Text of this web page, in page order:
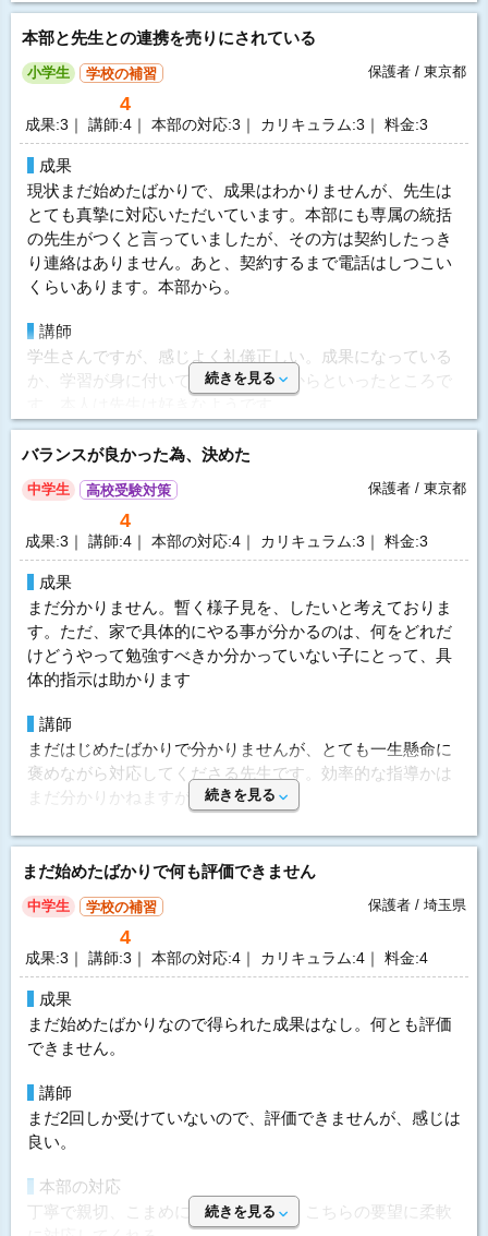
投稿者：everさん 投稿時期：2026年06月
運営者に通知
（資料請求）
無料
投稿者：vivacemamさん 投稿時期：2026年06月
運営者に通知
料金を問い合わせる
選んだ理由
金額と先生との相性。結果としてそのどちらもよかったの
で決めました。
また、最初の電話の時点で、ひたすらご自身の会社のこと
を話し続け、こちらが聞いているかどうかおかまいなしの
会社もあり、申し訳ないけどそんな会社にお願いする気に
なれませんでした。
体験授業について
いくつかの会社の体験を受けましたが、実際の担当の先生
がやってくれるのは合格王さんだけでした。
講師
学生教師 男性
2026年4月 2ヵ月
頻度
1回/週
目的
不登校サポート
目的の達成度
成績変化
STAY
成績推移
入会時1 → 卒業時1
投稿者：るするすさん 投稿時期：2026年05月
運営者に通知
料金を問い合わせる
ル計画を提案していただき進めたかったのですが、今のと
ころ叶ってません
本部の対応
上記の内容を伝え変更依頼もいただいたりとしておりま
す。が、対応も遅く継続を考えてしまいます
指導方針&カリキュラム
カリキュラム、年間スケジュールも相談しておりますの
に、なかなか上がって来ず。
テスト対策、受験対策間に合うか不安です
価格
オンラインマンツーマンで料金がかかるのは分かります
が、正直、同じ時間で金額1/4ほどのシステムがしっかりし
ている大手オンライン集団授業の方がはるかに内容が濃
要望
受験、学校の成績アップのお尻が決まっているからこそ、
スケジュールや段階毎に達成度を確認しながら積み上げて
いただきたいと話してましたのに、場当たり式としか思え
ず、不信感です。貴重な受験までの時間を費やしているの
で真剣に今後を考えないとなりません
選んだ理由
マイペースだからこそ、子どもに合わせつつもスピード上
げる事、時間で限りながら量をこなせる様にして欲しかっ
本人の出来が悪いからかもしれませんが、宿題の解説で、
40分程終わってしまい、なかなか進んで行きません。
利用内容
講師
学生教師 男性
目的
高校受験対策
目的の達成度
成績変化
UP
成績推移
投稿者：ゆーさん 投稿時期：2026年05月
運営者に通知
本部と先生との連携を売りにされている
小学生 学校の補習 保護者 / 東京都
4
成果:3｜ 講師:4｜ 本部の対応:3｜ カリキュラム:3｜ 料金:3
成果
現状まだ始めたばかりで、成果はわかりませんが、先生は
とても真摯に対応いただいています。本部にも専属の統括
の先生がつくと言っていましたが、その方は契約したっき
り連絡はありません。あと、契約するまで電話はしつこい
くらいあります。本部から。
講師
学生さんですが、感じよく礼儀正しい。成果になっている
か、学習が身に付いているかはこれからといったところで
本部の対応
と、他社の比較をやたら聞いてくる。どれくらい、どの体
験をしたかどんな先生だったか。あまり答えたくなかった
が、イエスかノーか2択とかこれは？とか言って必ず答えさ
す感じ。
指導方針&カリキュラム
これもよくまだ分からないですが、オリジナルのカリキュ
ラムというよりは、学校に合わせます、という感じ。こち
らの希望でもありますが。指導は本部とも考えて行うと言
われているがそのへんは良く明確ではない。
価格
安くはないですが、他社とも比べ平均値です。90分なの
で、60分価格があると助かる。
要望
90分しかないと言われていて。。。60分がいいのでここは
不満点でした。
選んだ理由
先生。あとは発達具合に対応いただけるかスケジュールが
合うか。
体験授業について
実際の先生が来てくれたのは良かった。そこがうりのよう
です。あとは本部のマネージャーのような方も来て、金額
の説明。帰ったあとも本部の契約部隊から電話、ととにか
く逃さないように、の感じはすごかった。ただ学生先生に
の話をされるのもちょっと、、、なので逆によかったかも
しれない。
続きを見る
バランスが良かった為、決めた
中学生 高校受験対策 保護者 / 東京都
4
成果:3｜ 講師:4｜ 本部の対応:4｜ カリキュラム:3｜ 料金:3
成果
まだ分かりません。暫く様子見を、したいと考えておりま
す。ただ、家で具体的にやる事が分かるのは、何をどれだ
けどうやって勉強すべきか分かっていない子にとって、具
体的指示は助かります
講師
まだはじめたばかりで分かりませんが、とても一生懸命に
褒めながら対応してくださる先生です。効率的な指導かは
まだ分かりかねますが、様子見です。
本部の対応
何か違和感ありましたらご連絡をして対応策を考えてくだ
ただオンライン受講のそもそもである、通信環境等が脆弱
なのが気になりました。
指導方針&カリキュラム
まだ見えてきません。目標のテストまでの学習計画のスケ
ジュールを出してもらいたくお願いしました。
本部からこちらはお送りくださいました。
価格
塾などのマンツーマンに比べて比較的良心的です。追加の
教材費などもかかりませんので、明瞭会計だと思います。
他もいくつか比較しましたが一見安そうに見えて、テキス
トなど後からの追加料金が多そうにお見受けしました
続きを見る
まだ始めたばかりで何も評価できません
中学生 学校の補習 保護者 / 埼玉県
4
成果:3｜ 講師:3｜ 本部の対応:4｜ カリキュラム:4｜ 料金:4
成果
まだ始めたばかりなので得られた成果はなし。何とも評価
できません。
講師
まだ2回しか受けていないので、評価できませんが、感じは
良い。
本部の対応
丁寧で親切、こまめに連絡をくれる。こちらの要望に柔軟
続きを見る